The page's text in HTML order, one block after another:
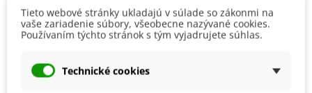
Cukety môžete po zbereuchovávať na chladnom mieste.
Mrazuvzdornosť
Nie
Zber
Tieto webové stránky ukladajú v súlade so zákonmi na
vaše zariadenie súbory, všeobecne nazývané cookies.
Používaním týchto stránok s tým vyjadrujete súhlas.
Technické cookies